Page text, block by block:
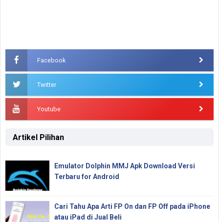
Facebook
Twitter
Youtube
Artikel Pilihan
Emulator Dolphin MMJ Apk Download Versi
Terbaru for Android
Cari Tahu Apa Arti FP On dan FP Off pada iPhone
atau iPad di Jual Beli